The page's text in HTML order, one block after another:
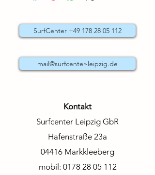
SurfCenter +49 178 28 05 112
mail@surfcenter-leipzig.de
Kontakt
Surfcenter Leipzig GbR
Hafenstraße 23a
04416 Markkleeberg
mobil: 0178 28 05 112